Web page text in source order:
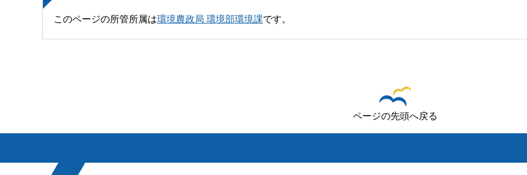
このページの所管所属は環境農政局 環境部環境課です。
ページの先頭へ戻る